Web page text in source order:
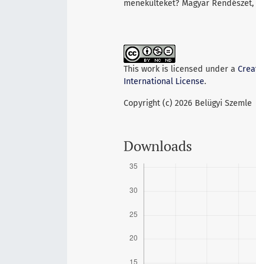
menekülteket? Magyar Rendészet,
This work is licensed under a
International License.
Copyright (c) 2026 Belügyi Szemle
Downloads